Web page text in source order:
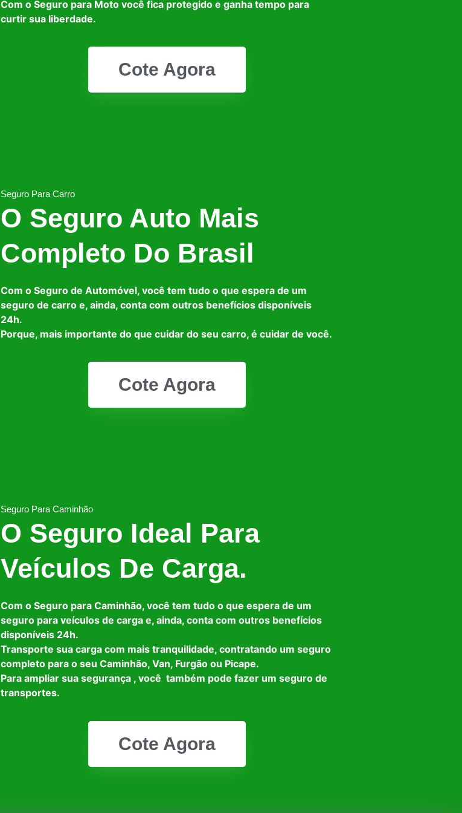
Com o Seguro para Moto você fica protegido e ganha tempo para
curtir sua liberdade.
Cote Agora
Seguro Para Carro
O Seguro Auto Mais
Completo Do Brasil
Com o Seguro de Automóvel, você tem tudo o que espera de um
seguro de carro e, ainda, conta com outros benefícios disponíveis
24h.
Porque, mais importante do que cuidar do seu carro, é cuidar de você.
Cote Agora
Seguro Para Caminhão
O Seguro Ideal Para
Veículos De Carga.
Com o Seguro para Caminhão, você tem tudo o que espera de um
seguro para veículos de carga e, ainda, conta com outros benefícios
disponíveis 24h.
Transporte sua carga com mais tranquilidade, contratando um seguro
completo para o seu Caminhão, Van, Furgão ou Picape.
Para ampliar sua segurança , você também pode fazer um seguro de
transportes.
Cote Agora